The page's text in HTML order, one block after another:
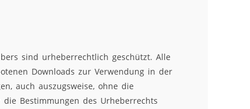
sind urheberrechtlich geschützt. Alle
Downloads zur Verwendung in der
auch auszugsweise, ohne die
Bestimmungen des Urheberrechts